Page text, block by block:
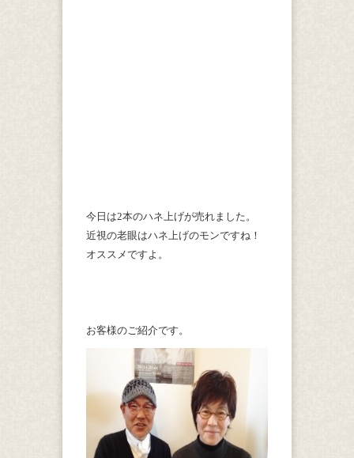
今日は2本のハネ上げが売れました。
近視の老眼はハネ上げのモンですね！
オススメですよ。
お客様のご紹介です。